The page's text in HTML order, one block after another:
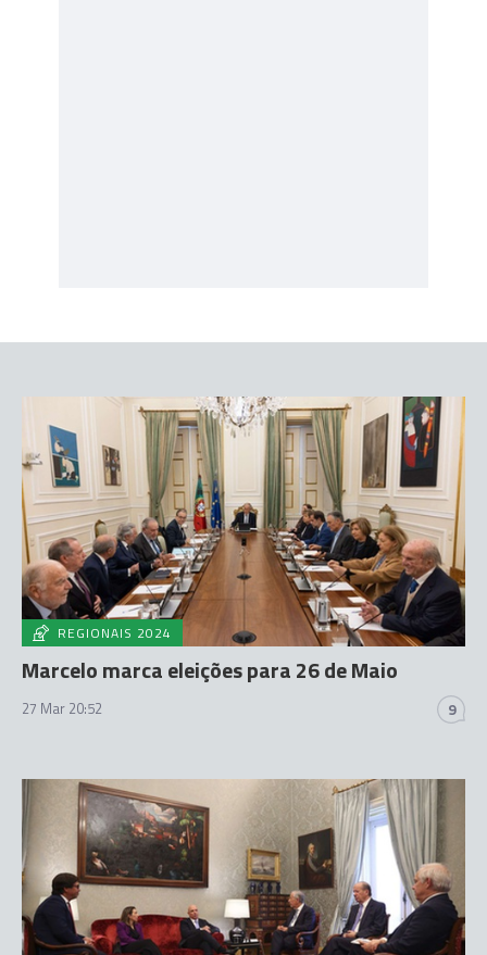
REGIONAIS 2024
Marcelo marca eleições para 26 de Maio
27 Mar 20:52 9